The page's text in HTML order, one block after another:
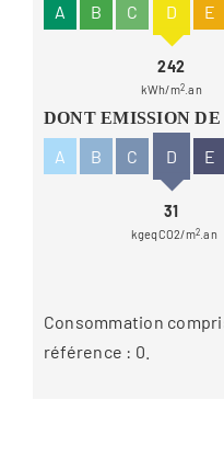
A B C D
242
kWh/m2 .an
E
DONT EMISSION
A B C D
31
kgeqCO2/m2 .an
E
Consommation
référence : 0.